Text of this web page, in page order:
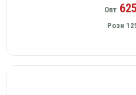
Опт
Розн